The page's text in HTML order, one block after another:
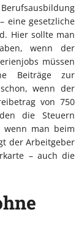
eine gesetzliche
Hier sollte man
wenn der
müssen
Beiträge zur
wenn der
von 750
die Steuern
wenn man beim
der Arbeitgeber
– auch die